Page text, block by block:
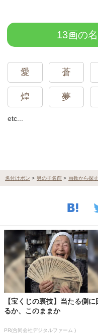
13画の
愛 蒼
煌 夢
etc...
名付けポン > 男の子名前 > 画数から探す
【宝くじの裏技】当たる側に
るか、このままか
PR(合同会社デジタルファーム )